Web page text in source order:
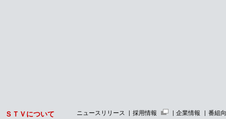
ＳＴＶについて ニュースリリース 採用情報 企業情報
番組